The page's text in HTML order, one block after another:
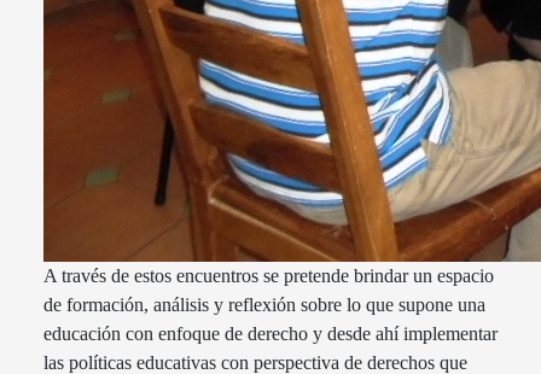
A través de estos encuentros se pretende brindar un espacio
de formación, análisis y reflexión sobre lo que supone una
educación con enfoque de derecho y desde ahí implementar
las políticas educativas con perspectiva de derechos que